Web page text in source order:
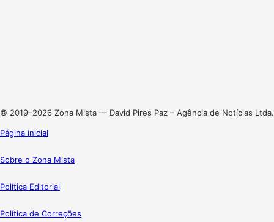
© 2019–2026 Zona Mista — David Pires Paz – Agência de Notícias Ltda.
Página inicial
Sobre o Zona Mista
Política Editorial
Política de Correções